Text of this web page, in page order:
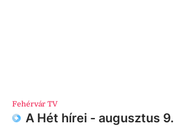
Fehérvár TV
A Hét hírei - augusztus 9.